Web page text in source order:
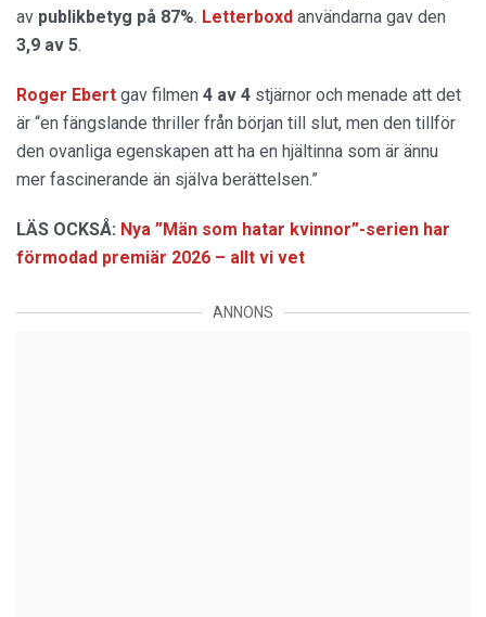
av publikbetyg på 87%. Letterboxd användarna gav den
3,9 av 5.
Roger Ebert gav filmen 4 av 4 stjärnor och menade att det
är “en fängslande thriller från början till slut, men den tillför
den ovanliga egenskapen att ha en hjältinna som är ännu
mer fascinerande än själva berättelsen.”
LÄS OCKSÅ: Nya ”Män som hatar kvinnor”-serien har
förmodad premiär 2026 – allt vi vet
ANNONS